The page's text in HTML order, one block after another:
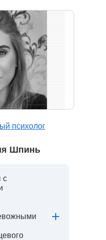
психолог
Шпинь
с